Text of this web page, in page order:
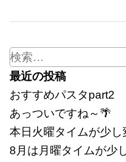
検
索:
最近の投稿
おすすめパスタpart2
あっついですね～🌴
本日火曜タイムが少し
8月は月曜タイムが少